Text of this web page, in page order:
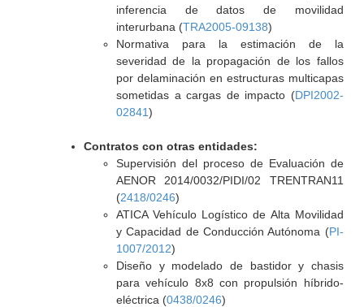
inferencia de datos de movilidad
interurbana (TRA2005-09138)
Normativa para la estimación de la
severidad de la propagación de los fallos
por delaminación en estructuras multicapas
sometidas a cargas de impacto (DPI2002-
02841)
Contratos con otras entidades:
Supervisión del proceso de Evaluación de
AENOR 2014/0032/PIDI/02 TRENTRAN11
(2418/0246)
ATICA Vehículo Logístico de Alta Movilidad
y Capacidad de Conducción Autónoma (PI-
1007/2012)
Diseño y modelado de bastidor y chasis
para vehículo 8x8 con propulsión híbrido-
eléctrica (0438/0246)